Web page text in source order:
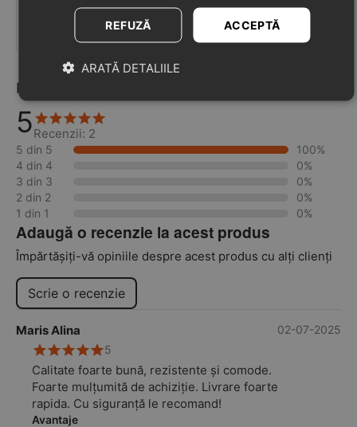
15.9 cm 3 - 4 ani
Recenzii
5Recenzii: 2
5 din 5
100%
4 din 4
0%
3 din 3
0%
2 din 2
0%
1 din 1
0%
Adaugă o recenzie la acest produs
Împărtășiți-vă opiniile despre acest produs cu alți clienți
Scrie o recenzie
Maris Alina
02-07-2025
5
Calitate foarte bună, rezistente și comode.
Foarte mulțumită de achiziție. Livrare foarte
rapida. Cu siguranță le recomand!
Avantaje
ACCEPTĂ
REFUZĂ
ARATĂ DETALIILE